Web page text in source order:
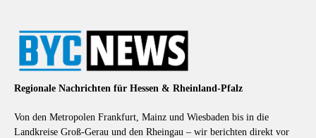
Regionale Nachrichten für Hessen & Rheinland-Pfalz
Von den Metropolen Frankfurt, Mainz und Wiesbaden bis in die
Landkreise Groß-Gerau und den Rheingau – wir berichten direkt vor